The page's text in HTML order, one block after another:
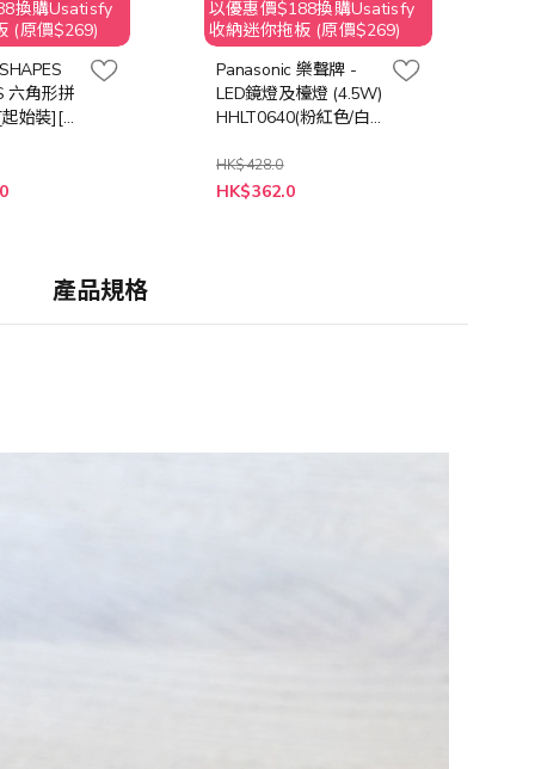
換購Usatisfy
(原價$269)
六角形拼
始裝][9
以優惠價$188換購Usatisfy
收納迷你拖板 (原價$269)
Panasonic 樂聲牌 -
LED鏡燈及檯燈 (4.5W)
HHLT0640(粉紅色/白
HK$428.0
HK$362.0
產品規格